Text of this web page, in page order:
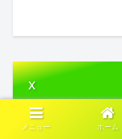
x
メニュー ホーム